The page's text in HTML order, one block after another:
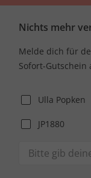
Nichts mehr
Melde dich für
Sofort-Gutschein
Ulla Popken
JP1880